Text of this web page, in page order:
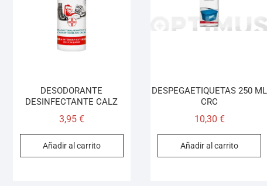
DESODORANTE
DESINFECTANTE CALZ
3,95 €
Añadir al carrito
DESPEGAETIQUETAS 250 ML
CRC
10,30 €
Añadir al carrito